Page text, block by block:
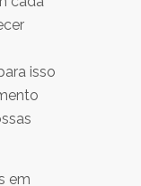
isso